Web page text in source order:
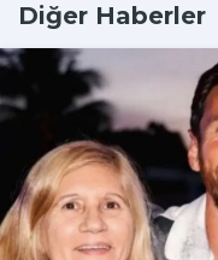
Diğer Haberler